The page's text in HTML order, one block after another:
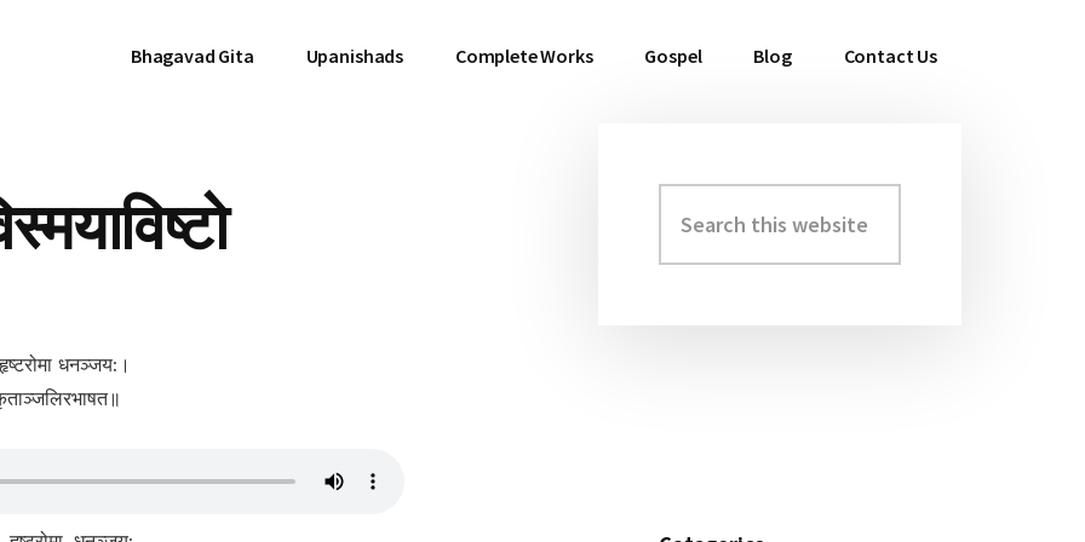
Bhagavad Gita Upanishads Complete Works Gospel Blog Contact Us
धनञ्जय:।
Primary
Sidebar
this
website